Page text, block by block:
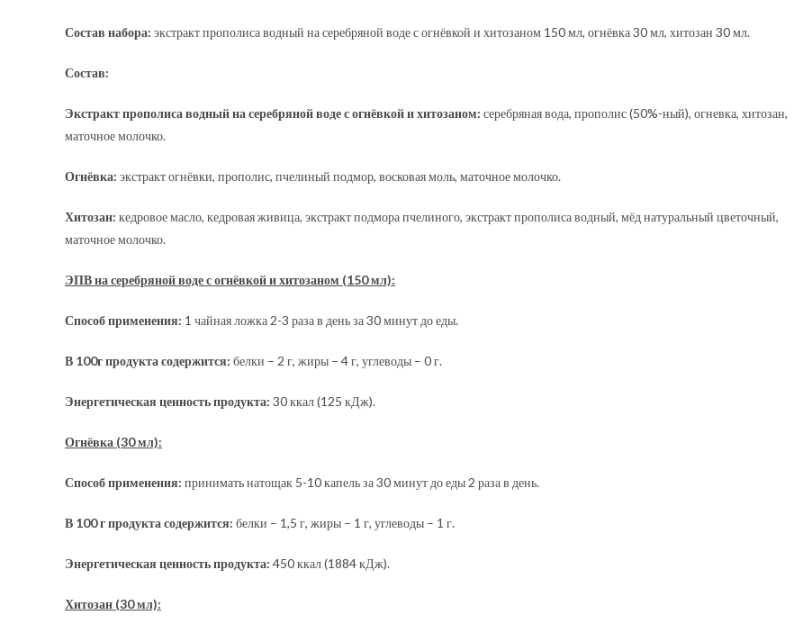
Состав набора: экстракт прополиса водный на серебряной воде с огнёвкой и хитозаном 150 мл, огнёвка 30 мл, хитозан 30 мл.
Состав:
Экстракт прополиса водный на серебряной воде с огнёвкой и хитозаном: серебряная вода, прополис (50%-ный), огневка, хитозан,
маточное молочко.
Огнёвка: экстракт огнёвки, прополис, пчелиный подмор, восковая моль, маточное молочко.
Хитозан: кедровое масло, кедровая живица, экстракт подмора пчелиного, экстракт прополиса водный, мёд натуральный цветочный,
маточное молочко.
ЭПВ на серебряной воде с огнёвкой и хитозаном (150 мл):
Способ применения: 1 чайная ложка 2-3 раза в день за 30 минут до еды.
В 100г продукта содержится: белки – 2 г, жиры – 4 г, углеводы – 0 г.
Энергетическая ценность продукта: 30 ккал (125 кДж).
Огнёвка (30 мл):
Способ применения: принимать натощак 5-10 капель за 30 минут до еды 2 раза в день.
В 100 г продукта содержится: белки – 1,5 г, жиры – 1 г, углеводы – 1 г.
Энергетическая ценность продукта: 450 ккал (1884 кДж).
Хитозан (30 мл):